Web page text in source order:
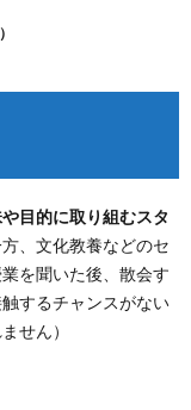
目的に取り組むスタ
、文化教養などのセ
を聞いた後、散会す
するチャンスがない
せん）